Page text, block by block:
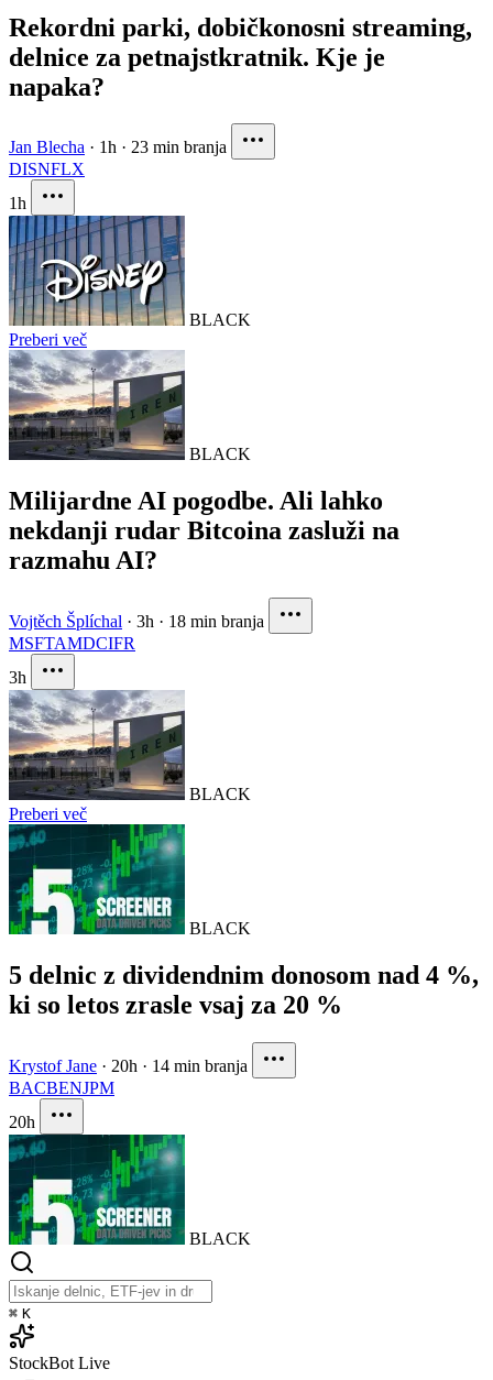
Rekordni parki, dobičkonosni streaming,
delnice za petnajstkratnik. Kje je
napaka?
Jan Blecha · 1h · 23 min branja
DISNFLX
1h
BLACK
Preberi več
BLACK
Milijardne AI pogodbe. Ali lahko
nekdanji rudar Bitcoina zasluži na
razmahu AI?
Vojtěch Šplíchal · 3h · 18 min branja
MSFTAMDCIFR
3h
BLACK
Preberi več
BLACK
5 delnic z dividendnim donosom nad 4 %,
ki so letos zrasle vsaj za 20 %
Krystof Jane · 20h · 14 min branja
BACBENJPM
20h
BLACK
⌘ K
StockBot Live